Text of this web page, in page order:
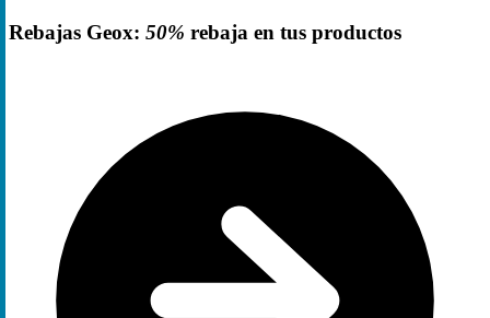
Rebajas Geox: 50% rebaja en tus productos